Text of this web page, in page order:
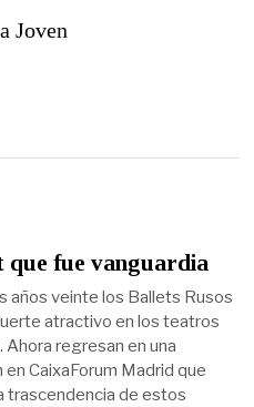
Joven
que fue vanguardia
años veinte los Ballets Rusos
atractivo en los teatros
Ahora regresan en una
CaixaForum Madrid que
trascendencia de estos